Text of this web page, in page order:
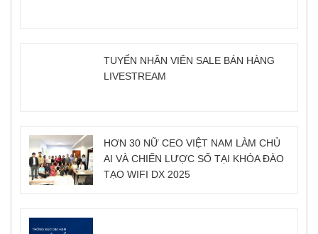
TUYỂN NHÂN VIÊN SALE BÁN HÀNG
LIVESTREAM
HƠN 30 NỮ CEO VIỆT NAM LÀM CHỦ
AI VÀ CHIẾN LƯỢC SỐ TẠI KHÓA ĐÀO
TẠO WIFI DX 2025